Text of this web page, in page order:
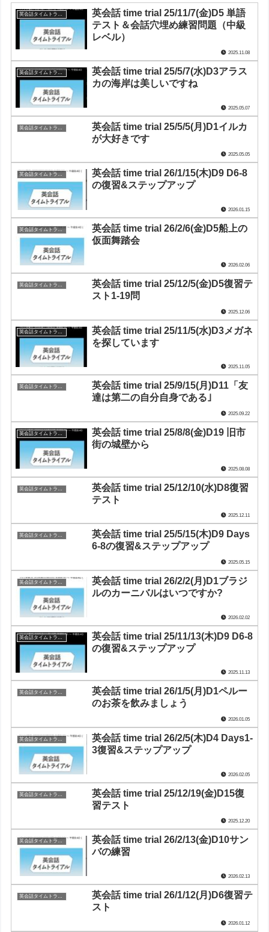
英会話 time trial 25/11/7(金)D5 単語
テスト＆会話穴埋め練習問題（中級
レベル）
2025.11.08
英会話タイムトライアル
英会話 time trial 25/5/7(水)D3アラス
カの海岸は美しいですね
2025.05.07
英会話タイムトライアル
英会話 time trial 25/5/5(月)D1イルカ
が大好きです
2025.05.05
英会話タイムトライアル
英会話 time trial 26/1/15(木)D9 D6-8
の復習&ステップアップ
2026.01.15
英会話タイムトライアル
英会話 time trial 26/2/6(金)D5船上の
仮面舞踏会
2026.02.06
英会話タイムトライアル
英会話 time trial 25/12/5(金)D5復習テ
スト1-19問
2025.12.06
英会話 time trial 25/11/5(水)D3メガネ
を探しています
2025.11.05
英会話タイムトライアル
英会話 time trial 25/9/15(月)D11「友
達は第二の自分自身である｣
2025.09.22
英会話タイムトライアル
英会話 time trial 25/8/8(金)D19 旧市
街の城壁から
2025.08.08
英会話 time trial 25/12/10(水)D8復習
テスト
2025.12.11
英会話タイムトライアル
英会話 time trial 25/5/15(木)D9 Days
6-8の復習&ステップアップ
2025.05.15
英会話 time trial 26/2/2(月)D1ブラジ
ルのカーニバルはいつですか?
2026.02.02
英会話 time trial 25/11/13(木)D9 D6-8
の復習&ステップアップ
2025.11.13
英会話タイムトライアル
英会話 time trial 26/1/5(月)D1ペルー
のお茶を飲みましょう
2026.01.05
英会話タイムトライアル
英会話 time trial 26/2/5(木)D4 Days1-
3復習&ステップアップ
2026.02.05
英会話 time trial 25/12/19(金)D15復
習テスト
2025.12.20
英会話タイムトライアル
英会話 time trial 26/2/13(金)D10サン
バの練習
2026.02.13
英会話タイムトライアル
英会話 time trial 26/1/12(月)D6復習テ
スト
2026.01.12